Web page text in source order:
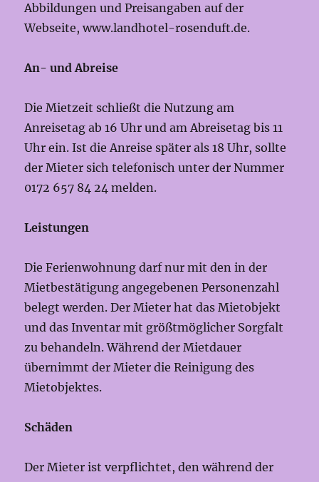
Abbildungen und Preisangaben auf der
Webseite, www.landhotel-rosenduft.de.
An- und Abreise
Die Mietzeit schließt die Nutzung am
Anreisetag ab 16 Uhr und am Abreisetag bis 11
Uhr ein. Ist die Anreise später als 18 Uhr, sollte
der Mieter sich telefonisch unter der Nummer
0172 657 84 24 melden.
Leistungen
Die Ferienwohnung darf nur mit den in der
Mietbestätigung angegebenen Personenzahl
belegt werden. Der Mieter hat das Mietobjekt
und das Inventar mit größtmöglicher Sorgfalt
zu behandeln. Während der Mietdauer
übernimmt der Mieter die Reinigung des
Mietobjektes.
Schäden
Der Mieter ist verpflichtet, den während der